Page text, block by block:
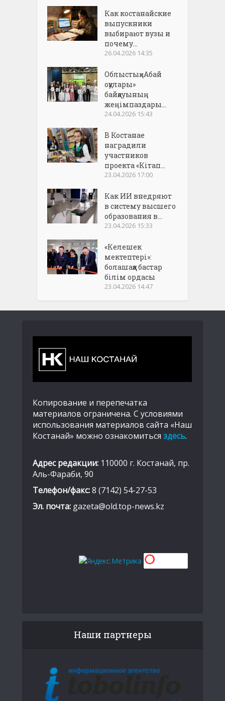
Как костанайские
выпускники
выбирают вузы и
почему...
26.04.2026 14:35
Облыстық «Абай
оқулары»
байқауының
жеңімпаздары...
24.04.2026 15:43
В Костанае
наградили
участников
проекта «Кітап...
23.04.2026 17:00
Как ИИ внедряют
в систему высшего
образования в...
23.04.2026 15:33
«Келешек
мектептері»:
болашаққа бастар
білім ордасы
23.04.2026 14:47
Копирование и перепечатка
материалов ограничена. С условиями
использования материалов сайта «Наш
Костанай» можно ознакомиться здесь.
Адрес редакции: 110000 г. Костанай, пр.
Аль-Фараби, 90
Телефон/факс:8 (7142) 54-27-53
Эл. почта: gazeta@old.top-news.kz
Наши партнеры